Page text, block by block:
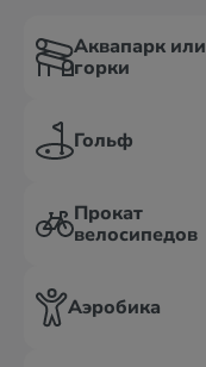
Аквапарк или
горки
Гольф
Прокат
велосипедов
Аэробика